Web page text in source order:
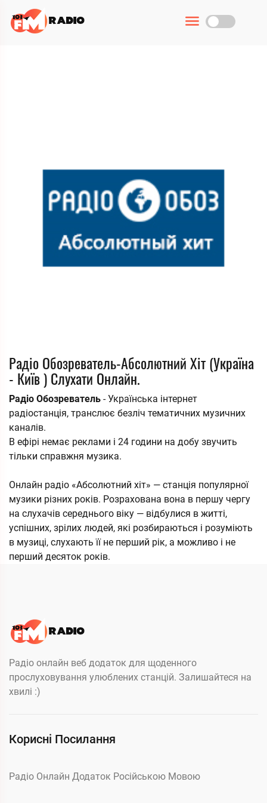
Радіо Обозреватель-Абсолютний Хіт (Україна
- Київ ) Слухати Онлайн.
Радіо Обозреватель - Українська інтернет
радіостанція, транслює безліч тематичних музичних
каналів.
В ефірі немає реклами і 24 години на добу звучить
тільки справжня музика.
Онлайн радіо «Абсолютний хіт» — станція популярної
музики різних років. Розрахована вона в першу чергу
на слухачів середнього віку — відбулися в житті,
успішних, зрілих людей, які розбираються і розуміють
в музиці, слухають її не перший рік, а можливо і не
перший десяток років.
Радіо онлайн веб додаток для щоденного
прослуховування улюблених станцій. Залишайтеся на
хвилі :)
Корисні Посилання
Радіо Онлайн Додаток Російською Мовою